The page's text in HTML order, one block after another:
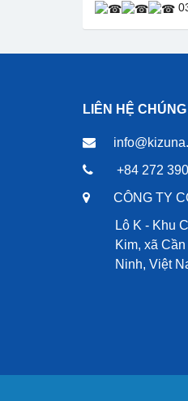
LIÊN HỆ CHÚNG
+84 272
CÔNG TY
Lô K - Khu
Kim, xã
Ninh, Việt